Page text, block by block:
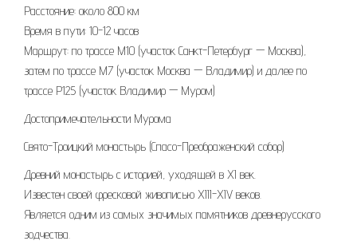
Расстояние: около 800 км
Время в пути: 10-12 часов
Маршрут: по трассе М10 (участок Санкт-Петербург — Москва),
затем по трассе М7 (участок Москва — Владимир) и далее по
трассе Р125 (участок Владимир — Муром)
Достопримечательности Мурома
Свято-Троицкий монастырь (Спасо-Преображенский собор)
Древний монастырь с историей, уходящей в XI век.
Известен своей фресковой живописью XIII-XIV веков.
Является одним из самых значимых памятников древнерусского
зодчества.